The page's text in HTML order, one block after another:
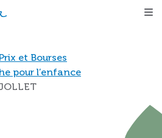
et Bourses
pour l’enfance